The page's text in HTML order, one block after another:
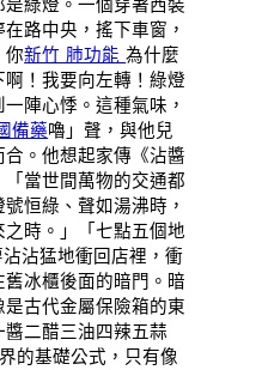
綠燈。一個穿著西裝
路中央，搖下車窗，
你新竹 肺功能為什麼
！我要向左轉！綠燈
陣心悸。這種氣味，
備藥嚕」聲，與他兒
。他想起家傳《沾醬
當世間萬物的交通都
恒綠、聲如湯沸時，
時。」「七點五個地
沾猛地衝回店裡，衝
冰櫃後面的暗門。暗
古代金屬保險箱的東
二醋三油四辣五蒜
的基礎公式，只有像